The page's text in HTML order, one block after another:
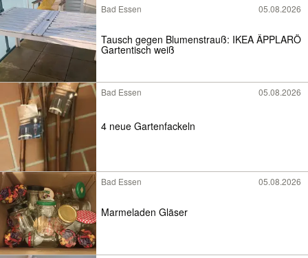
Bad Essen 05.08.2026
Tausch gegen Blumenstrauß: IKEA ÄPPLARÖ
Gartentisch weiß
Bad Essen 05.08.2026
4 neue Gartenfackeln
Bad Essen 05.08.2026
Marmeladen Gläser